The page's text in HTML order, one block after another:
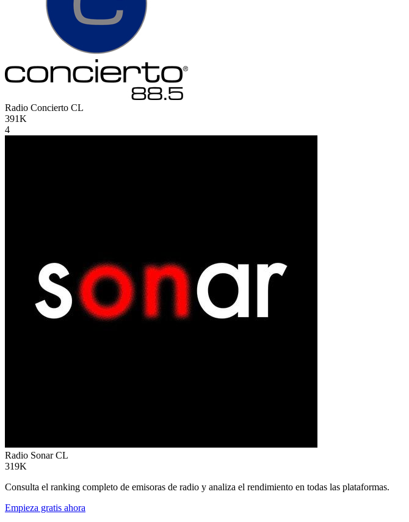
Radio Concierto CL
391K
4
Radio Sonar CL
319K
Consulta el ranking completo de emisoras de radio y analiza el rendimiento en todas las plataformas.
Empieza gratis ahora